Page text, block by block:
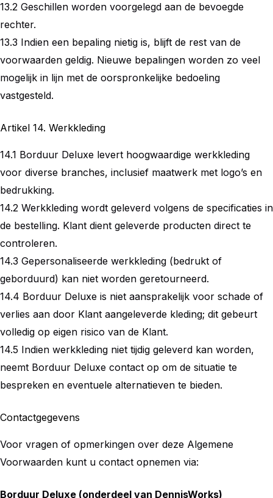
13.2 Geschillen worden voorgelegd aan de bevoegde
rechter.
13.3 Indien een bepaling nietig is, blijft de rest van de
voorwaarden geldig. Nieuwe bepalingen worden zo veel
mogelijk in lijn met de oorspronkelijke bedoeling
vastgesteld.
Artikel 14. Werkkleding
14.1 Borduur Deluxe levert hoogwaardige werkkleding
voor diverse branches, inclusief maatwerk met logo’s en
bedrukking.
14.2 Werkkleding wordt geleverd volgens de specificaties in
de bestelling. Klant dient geleverde producten direct te
controleren.
14.3 Gepersonaliseerde werkkleding (bedrukt of
geborduurd) kan niet worden geretourneerd.
14.4 Borduur Deluxe is niet aansprakelijk voor schade of
verlies aan door Klant aangeleverde kleding; dit gebeurt
volledig op eigen risico van de Klant.
14.5 Indien werkkleding niet tijdig geleverd kan worden,
neemt Borduur Deluxe contact op om de situatie te
bespreken en eventuele alternatieven te bieden.
Contactgegevens
Voor vragen of opmerkingen over deze Algemene
Voorwaarden kunt u contact opnemen via:
Borduur Deluxe (onderdeel van DennisWorks)